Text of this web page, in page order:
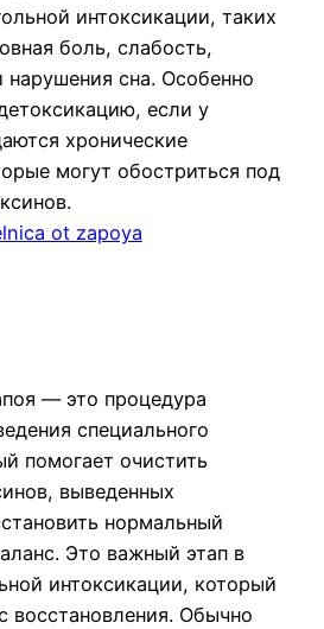
интоксикации, таких
боль, слабость,
сна. Особенно
если у
хронические
могут обостриться под
ot zapoya
— это процедура
специального
помогает очистить
выведенных
нормальный
Это важный этап в
интоксикации, который
восстановления. Обычно